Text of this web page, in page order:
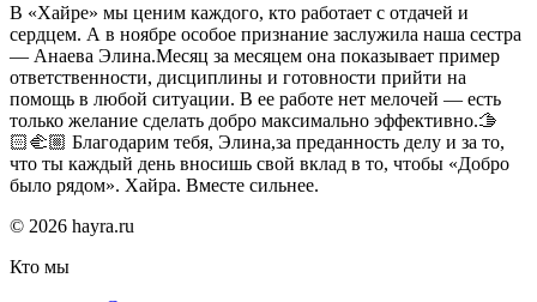
В «Хайре» мы ценим каждого, кто работает с отдачей и
сердцем. А в ноябре особое признание заслужила наша сестра
— Анаева Элина.Месяц за месяцем она показывает пример
ответственности, дисциплины и готовности прийти на
помощь в любой ситуации. В ее работе нет мелочей — есть
только желание сделать добро максимально эффективно.🫱
🏻‍🫲🏼 Благодарим тебя, Элина,за преданность делу и за то,
что ты каждый день вносишь свой вклад в то, чтобы «Добро
было рядом». Хайра. Вместе сильнее.
© 2026 hayra.ru
Кто мы